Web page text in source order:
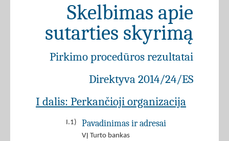
Skelbimas apie
sutarties skyrimą
Pirkimo procedūros rezultatai
Direktyva 2014/24/ES
I dalis: Perkančioji organizacija
I.1) Pavadinimas ir adresai
VĮ Turto bankas